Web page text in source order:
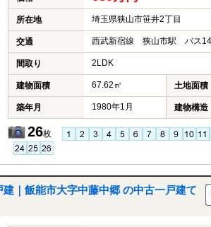
所在地 埼玉県狭山市笹井2丁目
交通 西武新宿線 狭山市駅 バス14
間取り 2LDK
建物面積 67.62㎡ 土地面積
築年月 1980年1月 建物構造
26枚
｜飯能市大字中藤中郷 の中古一戸建て